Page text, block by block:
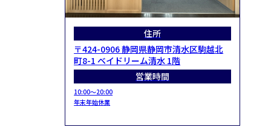
住所
〒424-0906 静岡県静岡市清水区駒越北
町8-1 ベイドリーム清水 1階
営業時間
10:00～20:00
年末年始休業